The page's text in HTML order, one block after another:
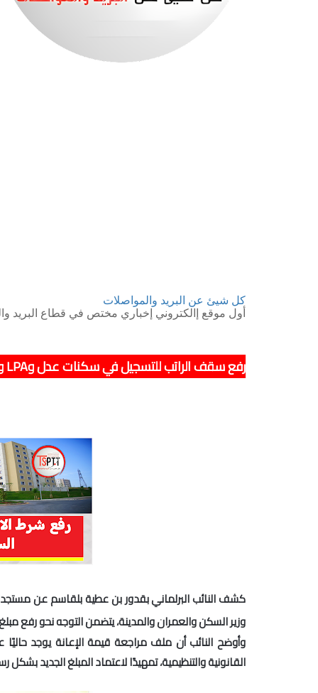
وزير التربية يحسم موعد الدخول المدرسي
فتح التسجيلات لدورة أكتوبر عبر منصة «تكوين» وهذه
كل شيئ عن البريد والمواصلات
أول موقع إالكتروني إخباري مختص في قطاع البريد
رفع سقف الراتب للتسجيل في سكنات عدل وLPA والسكن الاجتماعي
كشف النائب البرلمانيبقدور بن عطية بلقاسمعن
وزير السكن والعمران والمدينة، يتضمن التوجه نحو رفع مبلغ الإعانة
وأوضح النائب أن ملف مراجعة قيمة الإعانة يوجد
القانونية والتنظيمية، تمهيدًا لاعتماد المبلغ الجديد